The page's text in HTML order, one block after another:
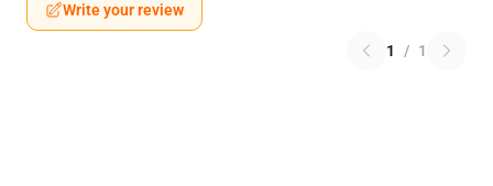
Write your review
1 / 1